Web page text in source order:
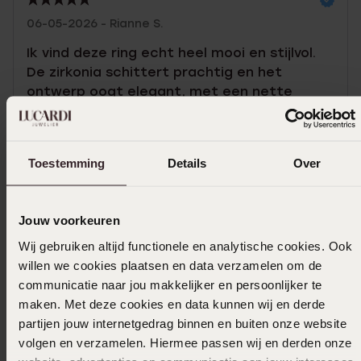
Toestemming Details Over
Jouw voorkeuren
Wij gebruiken altijd functionele en analytische cookies. Ook
willen we cookies plaatsen en data verzamelen om de
communicatie naar jou makkelijker en persoonlijker te
maken. Met deze cookies en data kunnen wij en derde
partijen jouw internetgedrag binnen en buiten onze website
volgen en verzamelen. Hiermee passen wij en derden onze
06-05-2026 - Rianne S.
Ik vind deze ring echt heel mooi en stijlvol.
De zirkonia schittert prachtig en het
ontwerp oogt elegant, met een nette
afwerking die het geheel extra verfijnd
maakt.
Toon meer
Selecteer maat & bestel
Ook leuk voor jou